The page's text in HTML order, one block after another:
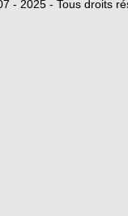
- 2025 - Tous droits